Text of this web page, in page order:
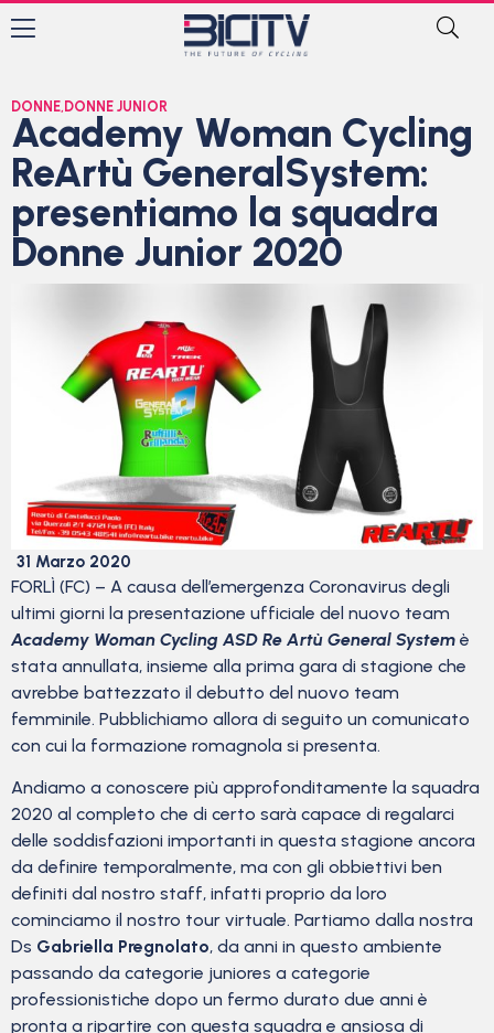
DONNE, DONNE JUNIOR
Academy Woman Cycling
ReArtù GeneralSystem:
presentiamo la squadra
Donne Junior 2020
31 Marzo 2020
FORLÌ (FC) – A causa dell’emergenza Coronavirus degli
ultimi giorni la presentazione ufficiale del nuovo team
Academy Woman Cycling ASD Re Artù General System è
stata annullata, insieme alla prima gara di stagione che
avrebbe battezzato il debutto del nuovo team
femminile. Pubblichiamo allora di seguito un comunicato
con cui la formazione romagnola si presenta.
Andiamo a conoscere più approfonditamente la squadra
2020 al completo che di certo sarà capace di regalarci
delle soddisfazioni importanti in questa stagione ancora
da definire temporalmente, ma con gli obbiettivi ben
definiti dal nostro staff, infatti proprio da loro
cominciamo il nostro tour virtuale. Partiamo dalla nostra
Ds Gabriella Pregnolato, da anni in questo ambiente
passando da categorie juniores a categorie
professionistiche dopo un fermo durato due anni è
pronta a ripartire con questa squadra e ansiosa di